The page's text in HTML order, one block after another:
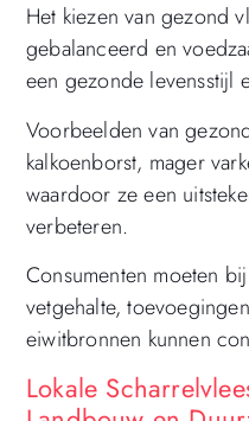
Het kiezen van gezond
gebalanceerd en
een gezonde levensstijl
Voorbeelden van
kalkoenborst, mager
waardoor ze een
verbeteren.
Consumenten moeten
vetgehalte,
eiwitbronnen kunnen
Lokale